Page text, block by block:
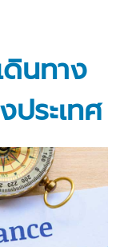
ดินทาง
ระเทศ